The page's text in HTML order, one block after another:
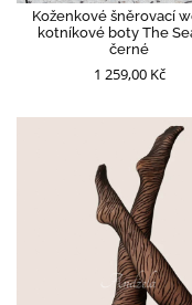
Koženkové šněrovací
kotníkové boty The
černé
1 259,00 Kč